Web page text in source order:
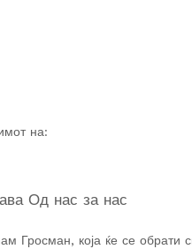
на:
Од нас за нас
Гросман, која ќе се обрати